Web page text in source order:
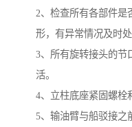
2、检查所有各部件是
形，有异常情况及时处
3、所有旋转接头的节
活。
4、立柱底座紧固螺栓
5、输油臂与船驳接之